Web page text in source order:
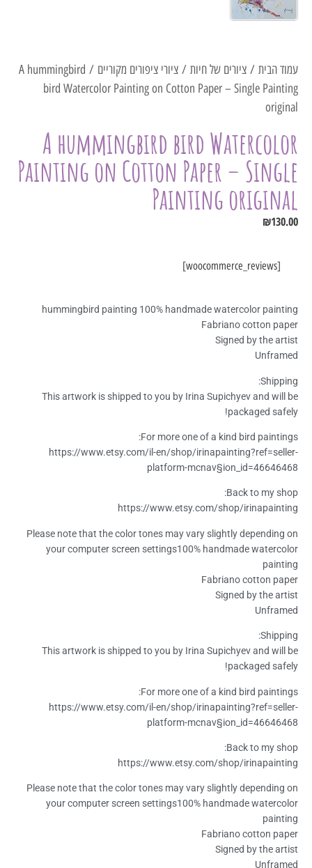
עמוד הבית / ציורים של חיות / ציורי ציפורים מקוריים
/ A hummingbird
bird Watercolor Painting on Cotton Paper – Single Painting
original
A hummingbird bird Watercolor
Painting on Cotton Paper – Single
Painting original
₪130.00
[woocommerce_reviews]
hummingbird painting 100% handmade watercolor painting
Fabriano cotton paper
Signed by the artist
Unframed
Shipping:
This artwork is shipped to you by Irina Supichyev and will be
packaged safely!
For more one of a kind bird paintings:
https://www.etsy.com/il-en/shop/irinapainting?ref=seller-
platform-mcnav§ion_id=46646468
Back to my shop:
https://www.etsy.com/shop/irinapainting
Please note that the color tones may vary slightly depending on
your computer screen settings100% handmade watercolor
painting
Fabriano cotton paper
Signed by the artist
Unframed
Shipping:
This artwork is shipped to you by Irina Supichyev and will be
packaged safely!
For more one of a kind bird paintings:
https://www.etsy.com/il-en/shop/irinapainting?ref=seller-
platform-mcnav§ion_id=46646468
Back to my shop:
https://www.etsy.com/shop/irinapainting
Please note that the color tones may vary slightly depending on
your computer screen settings100% handmade watercolor
painting
Fabriano cotton paper
Signed by the artist
Unframed